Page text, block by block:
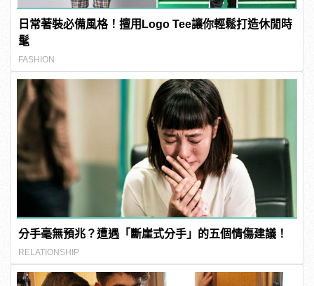
日常著裝必備風格！擅用Logo Tee讓你輕鬆打造休閒時
髦
FASHION
分手毫無預兆？遭遇「斷崖式分手」的五個情傷建議！
RELATIONSHIP